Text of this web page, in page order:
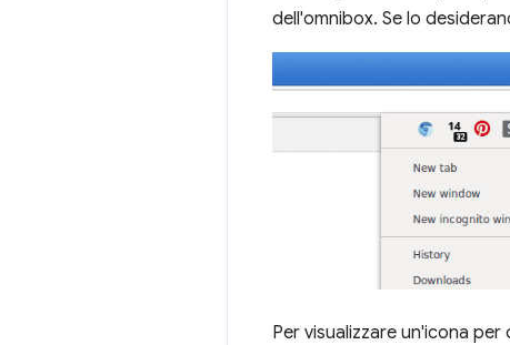
dell'omnibox. Se lo
Per visualizzare un'icona